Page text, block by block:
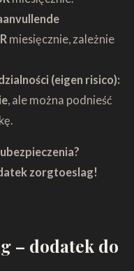
miesięcznie, zależnie
(eigen risico):
, ale można podnieść
zorgtoeslag!
– dodatek do